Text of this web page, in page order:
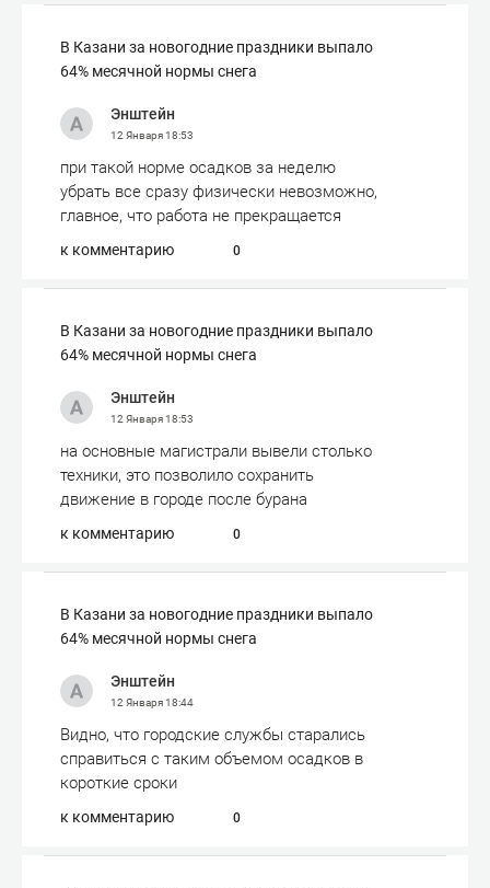
В Казани за новогодние праздники выпало
64% месячной нормы снега
Энштейн
12 Января18:53
при такой норме осадков за неделю
убрать все сразу физически невозможно,
главное, что работа не прекращается
к комментарию 0
В Казани за новогодние праздники выпало
64% месячной нормы снега
Энштейн
12 Января18:53
на основные магистрали вывели столько
техники, это позволило сохранить
движение в городе после бурана
к комментарию 0
В Казани за новогодние праздники выпало
64% месячной нормы снега
Энштейн
12 Января18:44
Видно, что городские службы старались
справиться с таким объемом осадков в
короткие сроки
к комментарию 0